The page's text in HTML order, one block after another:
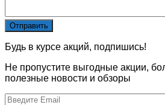
Будь в курсе акций, подпишись!
Не пропустите выгодные акции,
полезные новости и обзоры